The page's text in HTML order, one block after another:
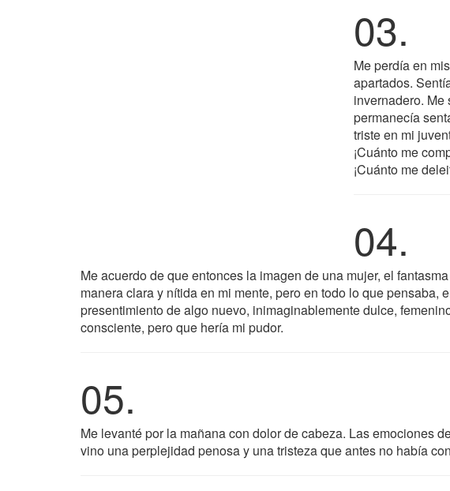
03.
Me perdía en
apartados.
invernadero. Me
permanecía
triste en mi
¡Cuánto me
¡Cuánto me
04.
Me acuerdo de que entonces la imagen de una mujer, el
manera clara y nítida en mi mente, pero en todo lo que pensaba,
presentimiento de algo nuevo, inimaginablemente dulce,
consciente, pero que hería mi pudor.
05.
Me levanté por la mañana con dolor de cabeza. Las emociones
vino una perplejidad penosa y una tristeza que antes no había